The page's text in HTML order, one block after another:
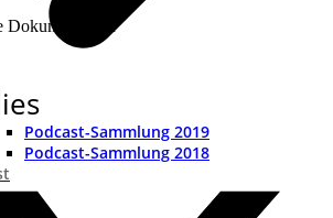
Podcast-Sammlung 2019
Podcast-Sammlung 2018
Dokumentation